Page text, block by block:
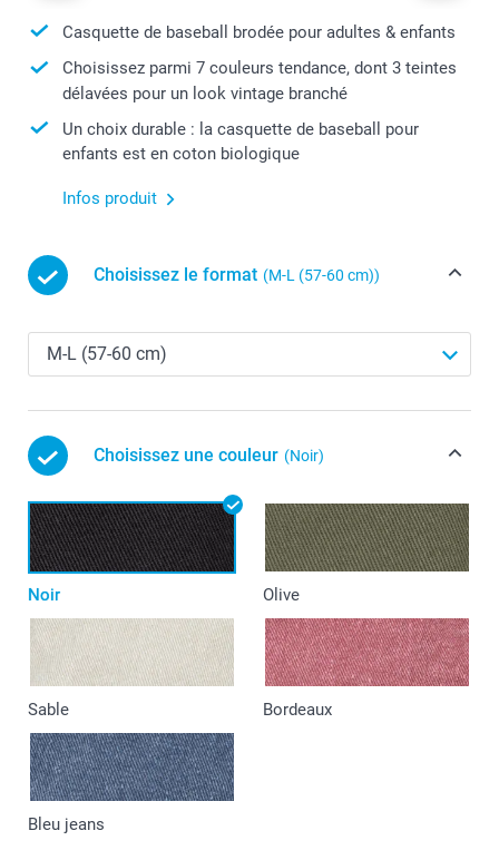
Casquette de baseball brodée pour adultes & enfants
Choisissez parmi 7 couleurs tendance, dont 3 teintes
délavées pour un look vintage branché
Un choix durable : la casquette de baseball pour
enfants est en coton biologique
Infos produit
Choisissez le format (M-L (57-60 cm))
Choisissez une couleur (Noir)
Noir Olive
Sable Bordeaux
Bleu jeans